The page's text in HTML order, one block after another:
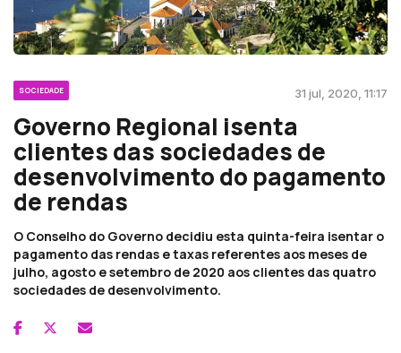
SOCIEDADE 31 jul, 2020, 11:17
Governo Regional isenta
clientes das sociedades de
desenvolvimento do pagamento
de rendas
O Conselho do Governo decidiu esta quinta-feira isentar o
pagamento das rendas e taxas referentes aos meses de
julho, agosto e setembro de 2020 aos clientes das quatro
sociedades de desenvolvimento.